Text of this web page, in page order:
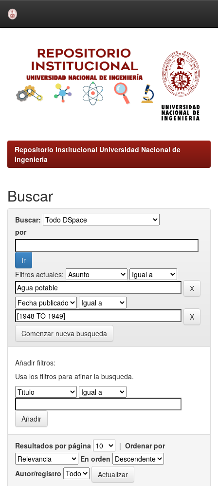
Repositorio Institucional Universidad Nacional de
Ingeniería
Buscar
Buscar:
por
Filtros actuales:
Comenzar nueva busqueda
Añadir filtros:
Usa los filtros para afinar la busqueda.
Resultados por página | Ordenar por
En orden
Autor/registro